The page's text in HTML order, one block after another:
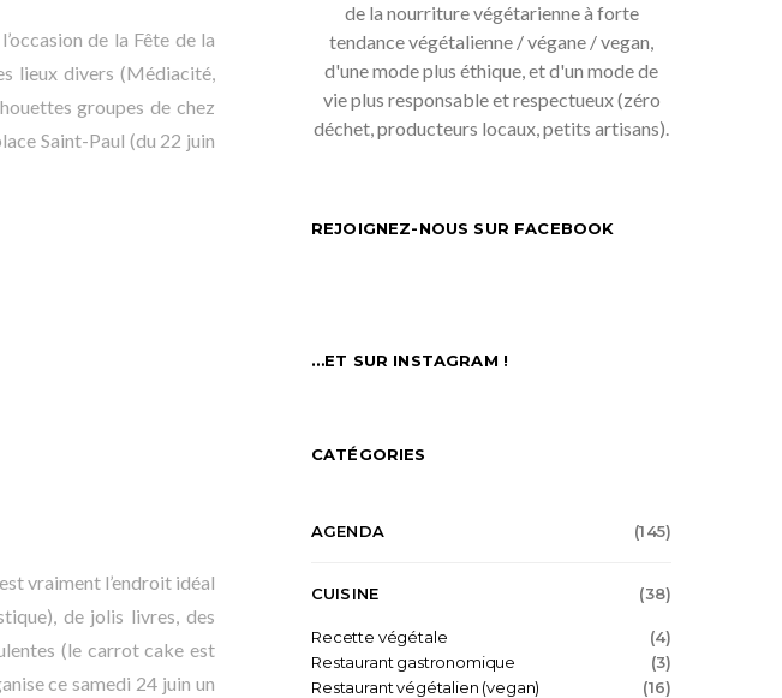
de la Fête de la
lieux divers (Médiacité,
groupes de chez
Saint-Paul (du 22 juin
vraiment l’endroit idéal
de jolis livres, des
(le carrot cake est
ce samedi 24 juin un
de la nourriture végétarienne à forte
tendance végétalienne / végane / vegan,
d'une mode plus éthique, et d'un mode de
vie plus responsable et respectueux (zéro
déchet, producteurs locaux, petits artisans).
REJOIGNEZ-NOUS SUR FACEBOOK
…ET SUR INSTAGRAM !
CATÉGORIES
AGENDA (145)
CUISINE (38)
Recette végétale
(4)
Restaurant gastronomique
(3)
Restaurant végétalien (vegan)
(16)